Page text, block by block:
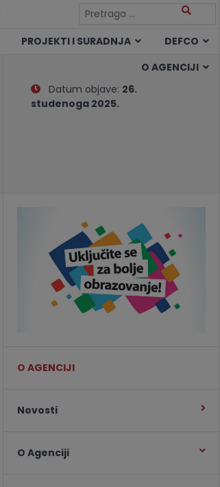
PROJEKTI I SURADNJA
DEFCO
O AGENCIJI
Datum objave: 26.
studenoga 2025.
O AGENCIJI
Novosti
O Agenciji